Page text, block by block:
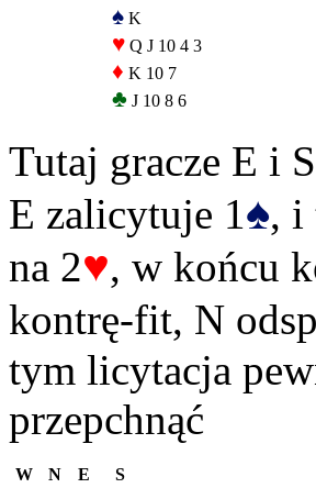
♠ K
♥ Q J 10 4 3
♦ K 10 7
♣ J 10 8 6
Tutaj gracze E i
E zalicytuje 1♠, i
na 2♥, w końcu
kontrę-fit, N
tym licytacja
przepchnąć
W N E
S